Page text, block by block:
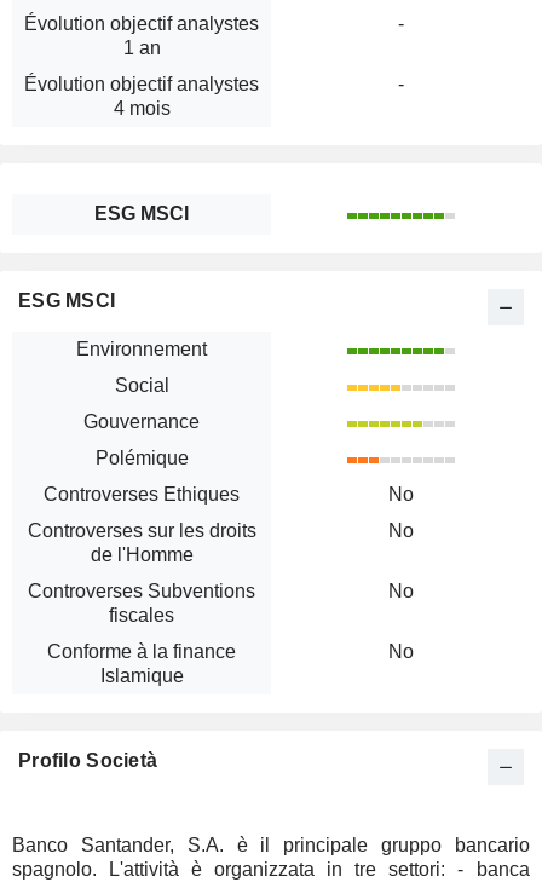
Évolution objectif analystes
1 an
-
Évolution objectif analystes
4 mois
-
ESG MSCI
ESG MSCI
Environnement
Social
Gouvernance
Polémique
Controverses Ethiques
No
Controverses sur les droits
de l'Homme
No
Controverses Subventions
fiscales
No
Conforme à la finance
Islamique
No
Profilo Società
Banco Santander, S.A. è il principale gruppo bancario
spagnolo. L'attività è organizzata in tre settori: - banca